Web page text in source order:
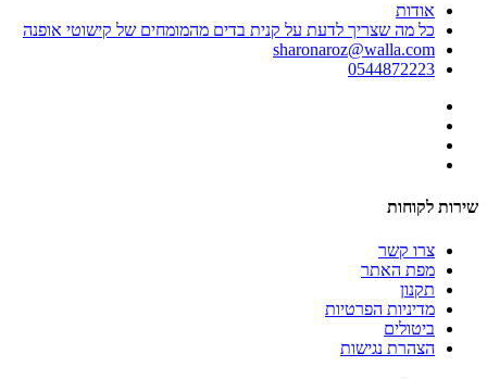
אודות
כל מה שצריך לדעת על קנית בדים מהמומחים של קישוטי אופנה
sharonaroz@walla.com
0544872223
שירות לקוחות
צרו קשר
מפת האתר
תקנון
מדיניות הפרטיות
ביטולים
הצהרת נגישות